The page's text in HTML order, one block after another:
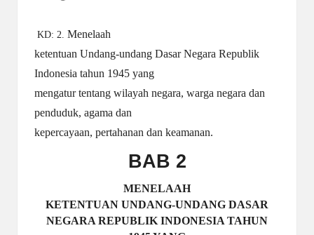
KD: 2. Menelaah
ketentuan Undang-undang Dasar Negara Republik
Indonesia tahun 1945 yang
mengatur tentang wilayah negara, warga negara dan
penduduk, agama dan
kepercayaan, pertahanan dan keamanan.
BAB 2
MENELAAH
KETENTUAN UNDANG-UNDANG DASAR
NEGARA REPUBLIK INDONESIA TAHUN